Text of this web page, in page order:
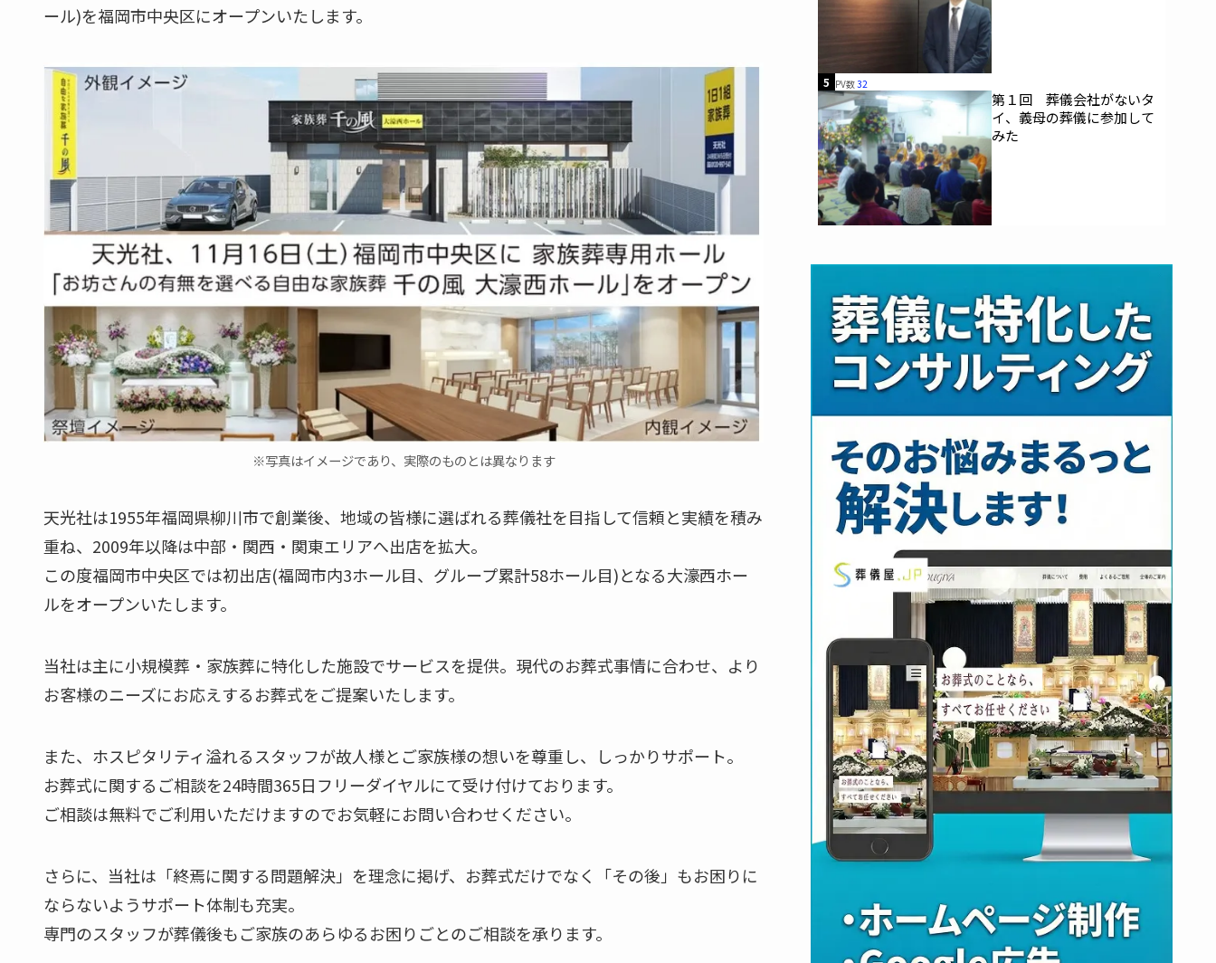
ール)を福岡市中央区にオープンいたします。
※写真はイメージであり、実際のものとは異なります
天光社は1955年福岡県柳川市で創業後、地域の皆様に選ばれる葬儀社を目指して信頼と実績を積み
重ね、2009年以降は中部・関西・関東エリアへ出店を拡大。
この度福岡市中央区では初出店(福岡市内3ホール目、グループ累計58ホール目)となる大濠西ホー
ルをオープンいたします。
当社は主に小規模葬・家族葬に特化した施設でサービスを提供。現代のお葬式事情に合わせ、より
お客様のニーズにお応えするお葬式をご提案いたします。
また、ホスピタリティ溢れるスタッフが故人様とご家族様の想いを尊重し、しっかりサポート。
お葬式に関するご相談を24時間365日フリーダイヤルにて受け付けております。
ご相談は無料でご利用いただけますのでお気軽にお問い合わせください。
さらに、当社は「終焉に関する問題解決」を理念に掲げ、お葬式だけでなく「その後」もお困りに
ならないようサポート体制も充実。
専門のスタッフが葬儀後もご家族のあらゆるお困りごとのご相談を承ります。
5 PV数32
第１回 葬儀会社がないタ
イ、義母の葬儀に参加して
みた